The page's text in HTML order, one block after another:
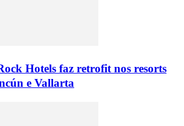
Hotels faz retrofit nos resorts
e Vallarta